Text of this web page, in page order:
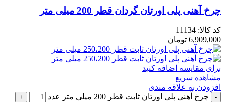
چرخ آهنی پلی اورتان گردان قطر 200 میلی متر
کد کالا: 11134
6,909,000 تومان
برای مقایسه اضافه کنید
مشاهده سریع
افزودن به علاقه مندی
چرخ آهنی پلی اورتان ثابت قطر 200 میلی متر عدد